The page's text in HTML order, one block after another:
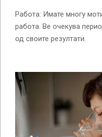
Работа: Имате многу
работа. Ве очекува
од своите резултати.